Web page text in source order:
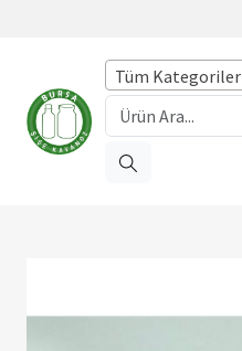
Tüm Kategoriler